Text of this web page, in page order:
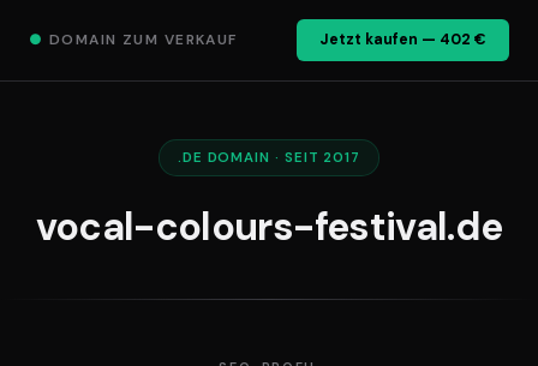
● DOMAIN ZUM VERKAUF Jetzt kaufen — 402 €
.DE DOMAIN · SEIT 2017
vocal-colours-festival.de